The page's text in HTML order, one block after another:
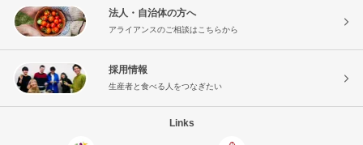
法人・自治体の方へ
アライアンスのご相談はこちらから
採用情報
生産者と食べる人をつなぎたい
Links